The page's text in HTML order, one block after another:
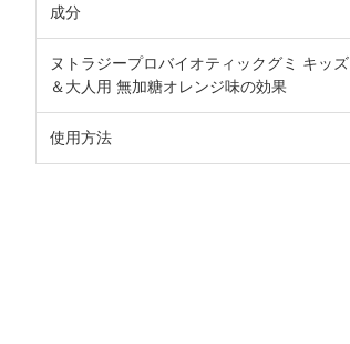
成分
ヌトラジープロバイオティックグミ キッズ
＆大人用 無加糖オレンジ味の効果
使用方法